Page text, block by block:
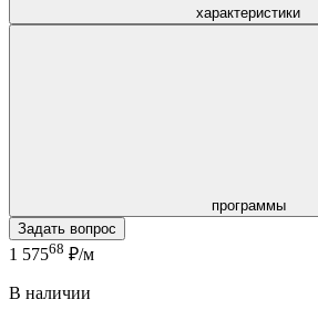
характеристики
программы
Задать вопрос
1 57568 ₽/м
В наличии